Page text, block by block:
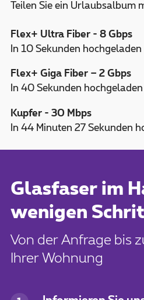
Teilen Sie ein Urlaubsalbum
Flex+ Ultra Fiber - 8 Gbps
In 10 Sekunden hochgeladen
Flex+ Giga Fiber – 2 Gbps
In 40 Sekunden hochgeladen
Kupfer - 30 Mbps
In 44 Minuten 27 Sekunden
Glasfaser im
wenigen
Von der Anfrage bis
Ihrer Wohnung